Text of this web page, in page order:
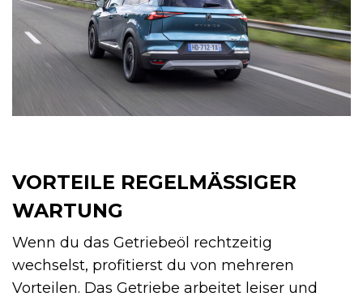
VORTEILE REGELMÄSSIGER W
ARTUNG
Wenn du das Getriebeöl rechtzeitig
wechselst, profitierst du von mehreren
Vorteilen. Das Getriebe arbeitet leiser und